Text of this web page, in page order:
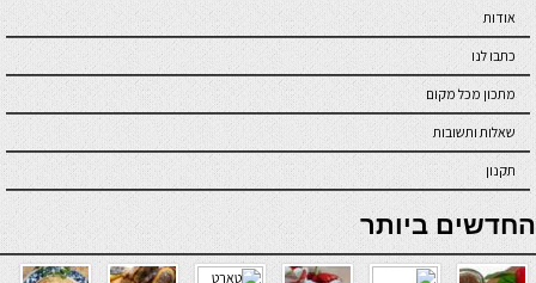
אודות
כתבו לנו
מתכון מכל מקום
שאלות ותשובות
תקנון
online casino
החדשים ביותר